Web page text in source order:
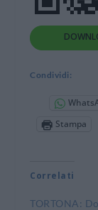
Condividi:
Stampa
Correlati
TORTONA: